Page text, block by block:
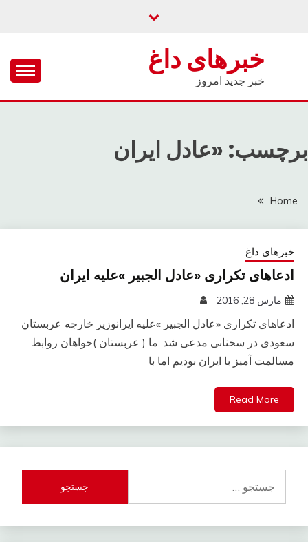
خبرهای داغ
خبر جدید امروز
برچسب: «عادل ایران
Home
خبرهای داغ
ادعاهای تکراری «عادل الجبیر »علیه ایران
مارس 28, 2016
ادعاهای تکراری «عادل الجبیر »علیه ایرانوزیر خارجه عربستان
سعودی در سخنانی مدعی شد :ما ( عربستان )خواهان روابط
مسالمت آمیز با ایران بودیم اما با
Read More
برای: